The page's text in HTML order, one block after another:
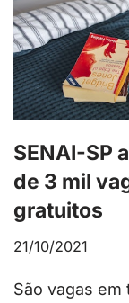
SENAI-SP
de 3 mil
gratuitos
21/10/2021
São vagas